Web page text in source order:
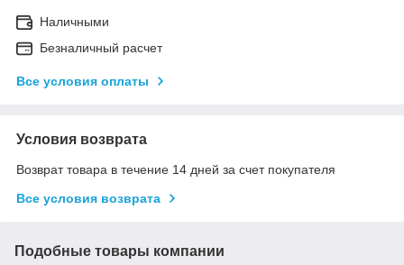
Наличными
Безналичный расчет
Все условия оплаты
Условия возврата
Возврат товара в течение 14 дней за счет покупателя
Все условия возврата
Подобные товары компании